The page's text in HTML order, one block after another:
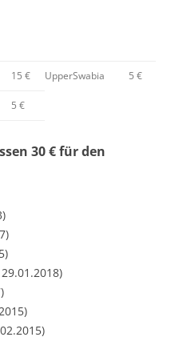
15 € UpperSwabia 5 €
5 €
30 € für den